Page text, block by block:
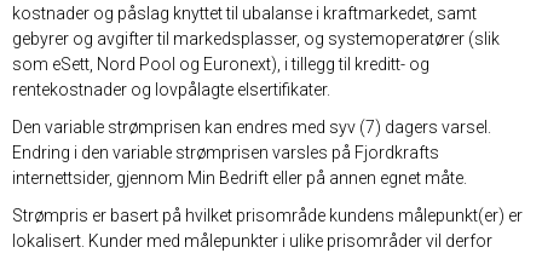
kostnader og påslag knyttet til ubalanse i kraftmarkedet, samt
gebyrer og avgifter til markedsplasser, og systemoperatører (slik
som eSett, Nord Pool og Euronext), i tillegg til kreditt- og
rentekostnader og lovpålagte elsertifikater.
Den variable strømprisen kan endres med syv (7) dagers varsel.
Endring i den variable strømprisen varsles på Fjordkrafts
internettsider, gjennom Min Bedrift eller på annen egnet måte.
Strømpris er basert på hvilket prisområde kundens målepunkt(er) er
lokalisert. Kunder med målepunkter i ulike prisområder vil derfor